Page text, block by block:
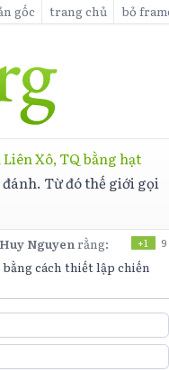
gốc trang chủ bỏ
Xô, TQ bằng hạt
Từ đó thế giới gọi
Huy Nguyenrằng: +1 9
cách thiết lập chiến